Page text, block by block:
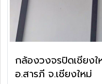
กล้องวงจรปิดเชียง
อ.สารภี จ.เชียงใหม่